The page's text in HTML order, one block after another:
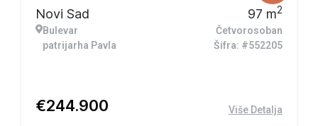
Novi Sad
Bulevar
patrijarha Pavla
97 m2
Četvorosoban
Šifra: #552205
€244.900 Više Detalja